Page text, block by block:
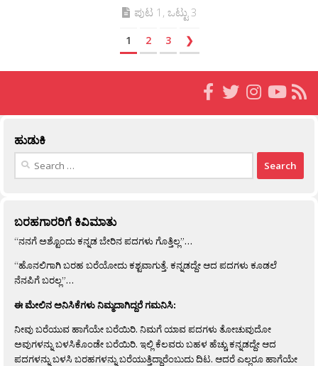
ಪುಟ 1, ಒಟ್ಟು 3
1 2 3 ❯
ಹುಡುಕಿ
Search
ಬರಹಗಾರರಿಗೆ ಕಿವಿಮಾತು
“ನನಗೆ ಅಶ್ಟೊಂದು ಕನ್ನಡ ಬೇರಿನ ಪದಗಳು ಗೊತ್ತಿಲ್ಲ”…
“ಹೊನಲಿಗಾಗಿ ಬರಹ ಬರೆಯೋದು ಕಶ್ಟವಾಗುತ್ತೆ. ಕನ್ನಡದ್ದೇ ಆದ ಪದಗಳು ಕೂಡಲೆ
ನೆನಪಿಗೆ ಬರಲ್ಲ”…
ಈ ಮೇಲಿನ ಅನಿಸಿಕೆಗಳು ನಿಮ್ಮದಾಗಿದ್ದರೆ ಗಮನಿಸಿ:
ನೀವು ಬರೆಯುವ ಹಾಗೆಯೇ ಬರೆಯಿರಿ. ನಿಮಗೆ ಯಾವ ಪದಗಳು ತೋಚುವುದೋ
ಅವುಗಳನ್ನು ಬಳಸಿಕೊಂಡೇ ಬರೆಯಿರಿ. ಇಲ್ಲಿ ಕೆಲವರು ಬಹಳ ಹೆಚ್ಚು ಕನ್ನಡದ್ದೇ ಆದ
ಪದಗಳನ್ನು ಬಳಸಿ ಬರಹಗಳನ್ನು ಬರೆಯುತ್ತಿದ್ದಾರೆಂಬುದು ದಿಟ. ಆದರೆ ಎಲ್ಲರೂ ಹಾಗೆಯೇ